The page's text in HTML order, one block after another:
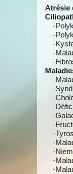
Atrésie
-
-
-
-
-
-
-
-
-
-
-
-
-
-
-
-